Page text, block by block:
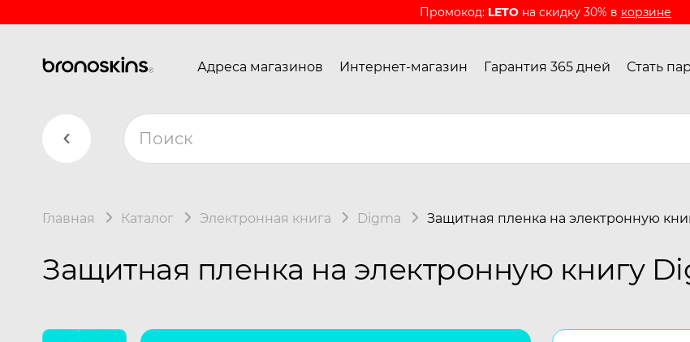
Промокод: LETO на скидку 30% в корзине
Адреса магазинов Интернет-магазин Гарантия 365 дней Стать
Главная Каталог Электронная книга Digma Защитная пленка на электронную
Защитная пленка на электронную книгу